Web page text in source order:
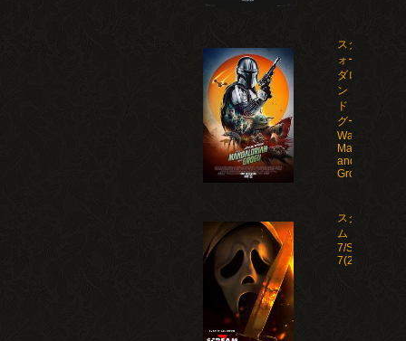
スター・ウ
ォーズ マン
ダロリア
ン・アン
ド・グロー
グー/Star
Wars: The
Mandalorian
and
Grogu(2026)
スクリー
ム
7/Scream
7(2026)